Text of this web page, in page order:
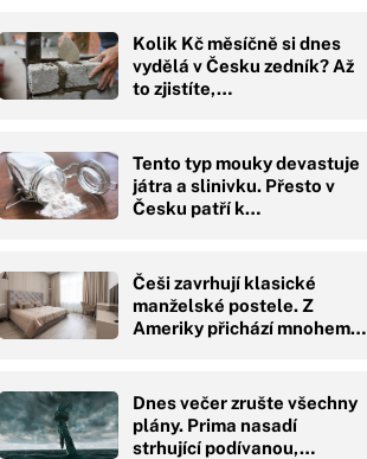
Kolik Kč měsíčně si dnes
vydělá v Česku zedník? Až
to zjistíte,…
Tento typ mouky devastuje
játra a slinivku. Přesto v
Česku patří k…
Češi zavrhují klasické
manželské postele. Z
Ameriky přichází mnohem…
Dnes večer zrušte všechny
plány. Prima nasadí
strhující podívanou,…